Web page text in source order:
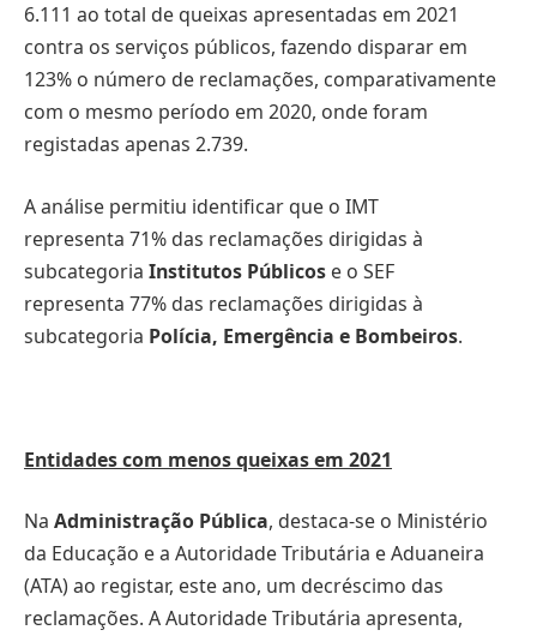
6.111 ao total de queixas apresentadas em 2021
contra os serviços públicos, fazendo disparar em
123% o número de reclamações, comparativamente
com o mesmo período em 2020, onde foram
registadas apenas 2.739.
A análise permitiu identificar que o IMT
representa 71% das reclamações dirigidas à
subcategoria Institutos Públicos e o SEF
representa 77% das reclamações dirigidas à
subcategoria Polícia, Emergência e Bombeiros.
Entidades com menos queixas em 2021
Na Administração Pública, destaca-se o Ministério
da Educação e a Autoridade Tributária e Aduaneira
(ATA) ao registar, este ano, um decréscimo das
reclamações. A Autoridade Tributária apresenta,